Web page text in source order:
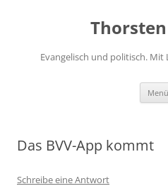
Evangelisch und politisch. Mit
Menü
Das BVV-App kommt
Schreibe eine Antwort